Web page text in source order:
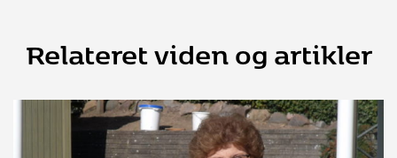
Relateret viden og artikler